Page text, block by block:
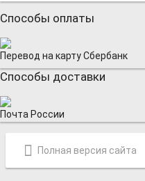
Способы оплаты
Перевод на карту Сбербанк
Способы доставки
Почта России
Полная версия сайта